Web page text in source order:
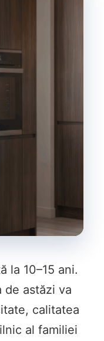
la 10–15 ani.
de astăzi va
calitatea
al familiei